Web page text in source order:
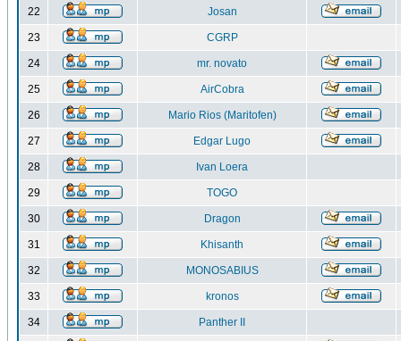
22 Josan
23 CGRP
24 mr. novato
25 AirCobra
26 Mario Rios (Maritofen)
27 Edgar Lugo
28 Ivan Loera
29 TOGO
30 Dragon
31 Khisanth
32 MONOSABIUS
33 kronos
34 Panther II